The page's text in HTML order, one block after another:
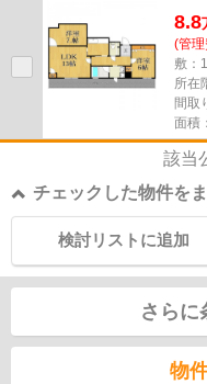
8.8
(管
敷：
所在
間取
面積
該当
チェックした物件を
検討リストに追加
さらに
物